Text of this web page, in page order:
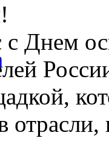
с Днем